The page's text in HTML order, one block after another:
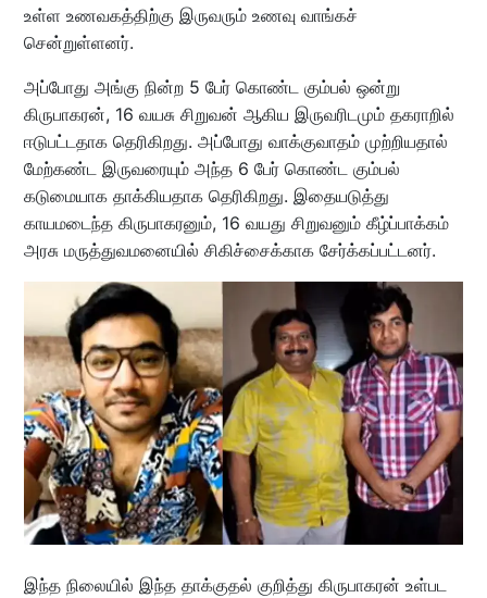
உள்ள உணவகத்திற்கு இருவரும் உணவு வாங்கச்
சென்றுள்ளனர்.
அப்போது அங்கு நின்ற 5 பேர் கொண்ட கும்பல் ஒன்று
கிருபாகரன், 16 வயசு சிறுவன் ஆகிய இருவரிடமும் தகராறில்
ஈடுபட்டதாக தெரிகிறது. அப்போது வாக்குவாதம் முற்றியதால்
மேற்கண்ட இருவரையும் அந்த 6 பேர் கொண்ட கும்பல்
கடுமையாக தாக்கியதாக தெரிகிறது. இதையடுத்து
காயமடைந்த கிருபாகரனும், 16 வயது சிறுவனும் கீழ்ப்பாக்கம்
அரசு மருத்துவமனையில் சிகிச்சைக்காக சேர்க்கப்பட்டனர்.
இந்த நிலையில் இந்த தாக்குதல் குறித்து கிருபாகரன் உள்பட